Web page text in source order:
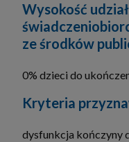
Wysokość
ze środków
0% dzieci do
Kryteria
dysfunkcja kończyny